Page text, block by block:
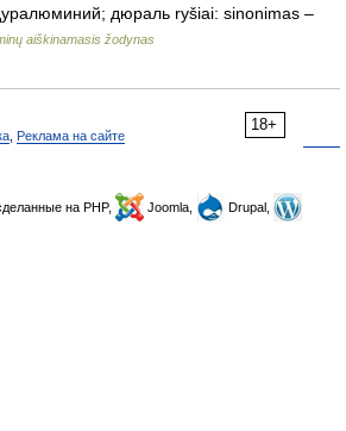
дюраль ryšiai: sinonimas –
aiškinamasis žodynas
18+
Реклама на сайте
сделанные на PHP, Joomla,
Drupal,